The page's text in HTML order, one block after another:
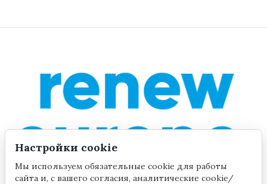
Настройки cookie
Мы используем обязательные cookie для работы
сайта и, с вашего согласия, аналитические cookie/